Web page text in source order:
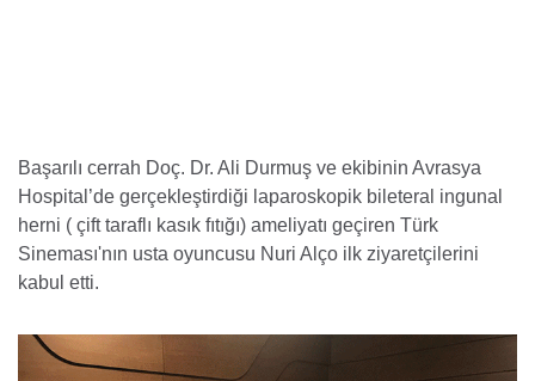
Başarılı cerrah Doç. Dr. Ali Durmuş ve ekibinin Avrasya
Hospital’de gerçekleştirdiği laparoskopik bileteral ingunal
herni ( çift taraflı kasık fıtığı) ameliyatı geçiren Türk
Sineması'nın usta oyuncusu Nuri Alço ilk ziyaretçilerini
kabul etti.